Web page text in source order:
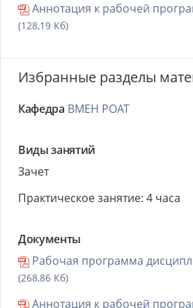
Аннотация к рабочей
(128,19 Кб)
Избранные разделы
Кафедра ВМЕН РОАТ
Виды занятий
Зачет
Практическое занятие: 4 часа
Документы
Рабочая программа
(268,86 Кб)
Аннотация к рабочей